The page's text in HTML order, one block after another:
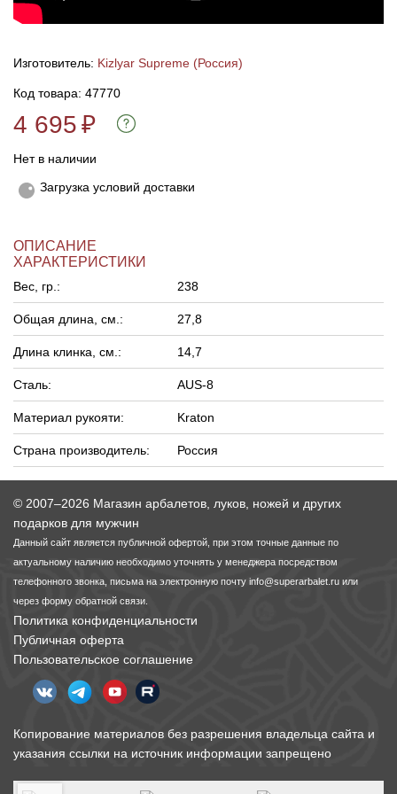
Изготовитель: Kizlyar Supreme (Россия)
Код товара: 47770
4 695₽
Нет в наличии
Загрузка условий доставки
ОПИСАНИЕ
ХАРАКТЕРИСТИКИ
Вес, гр.: 238
Общая длина, см.: 27,8
Длина клинка, см.: 14,7
Сталь: AUS-8
Материал рукояти: Kraton
Страна производитель: Россия
© 2007–2026 Магазин арбалетов, луков, ножей и других
подарков для мужчин
Данный сайт является публичной офертой, при этом точные данные по
актуальному наличию необходимо уточнять у менеджера посредством
телефонного звонка, письма на электронную почту info@superarbalet.ru или
через форму обратной связи.
Политика конфиденциальности
Публичная оферта
Пользовательское соглашение
Копирование материалов без разрешения владельца сайта и
указания ссылки на источник информации запрещено
Полочки для лука
Кликеры для лука
Ножи складные